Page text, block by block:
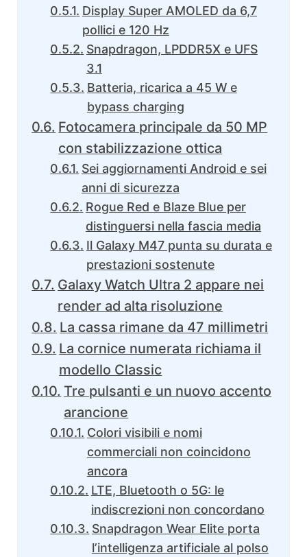
Display Super AMOLED da 6,7
pollici e 120 Hz
Snapdragon, LPDDR5X e UFS
3.1
Batteria, ricarica a 45 W e
bypass charging
Fotocamera principale da 50 MP
con stabilizzazione ottica
Sei aggiornamenti Android e sei
anni di sicurezza
Rogue Red e Blaze Blue per
distinguersi nella fascia media
Il Galaxy M47 punta su durata e
prestazioni sostenute
Galaxy Watch Ultra 2 appare nei
render ad alta risoluzione
La cassa rimane da 47 millimetri
La cornice numerata richiama il
modello Classic
Tre pulsanti e un nuovo accento
arancione
Colori visibili e nomi
commerciali non coincidono
ancora
LTE, Bluetooth o 5G: le
indiscrezioni non concordano
Snapdragon Wear Elite porta
l’intelligenza artificiale al polso